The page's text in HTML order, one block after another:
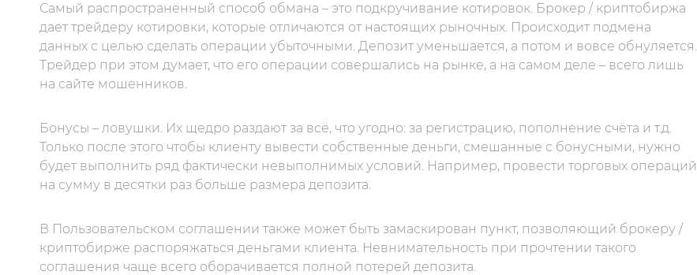
Самый распространённый способ обмана – это подкручивание котировок. Брокер / криптобиржа
дает трейдеру котировки, которые отличаются от настоящих рыночных. Происходит подмена
данных с целью сделать операции убыточными. Депозит уменьшается, а потом и вовсе обнуляется.
Трейдер при этом думает, что его операции совершались на рынке, а на самом деле – всего лишь
на сайте мошенников.
Бонусы – ловушки. Их щедро раздают за всё, что угодно: за регистрацию, пополнение счёта и т.д.
Только после этого чтобы клиенту вывести собственные деньги, смешанные с бонусными, нужно
будет выполнить ряд фактически невыполнимых условий. Например, провести торговых операций
на сумму в десятки раз больше размера депозита.
В Пользовательском соглашении также может быть замаскирован пункт, позволяющий брокеру /
криптобирже распоряжаться деньгами клиента. Невнимательность при прочтении такого
соглашения чаще всего оборачивается полной потерей депозита.